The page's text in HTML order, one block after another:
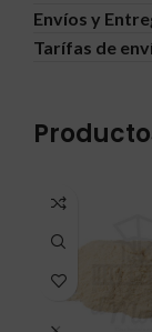
Envíos y
Tarífas de